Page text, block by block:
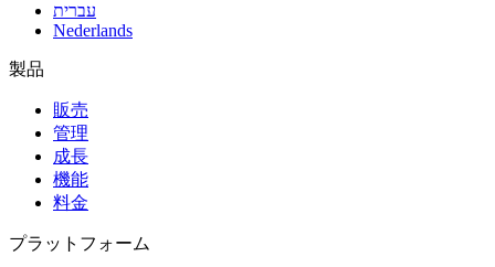
עברית
Nederlands
製品
販売
管理
成長
機能
料金
プラットフォーム